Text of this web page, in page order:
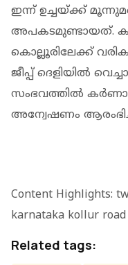
ഇന്ന് ഉച്ചയ്ക്ക്
അപകടമുണ്ടായത്.
കൊല്ലൂരിലേക്ക്
ജീപ്പ് ദെളിയില്‍
സംഭവത്തില്‍
അന്വേഷണം
Content Highlights:
karnataka kollur road
Related tags: